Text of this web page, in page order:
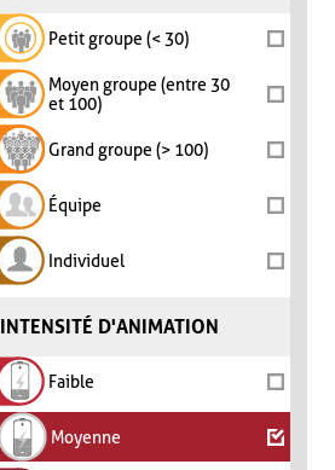
Petit groupe (< 30)
Moyen groupe (entre 30
et 100)
Grand groupe (> 100)
Équipe
Individuel
INTENSITÉ D'ANIMATION
Faible
Moyenne